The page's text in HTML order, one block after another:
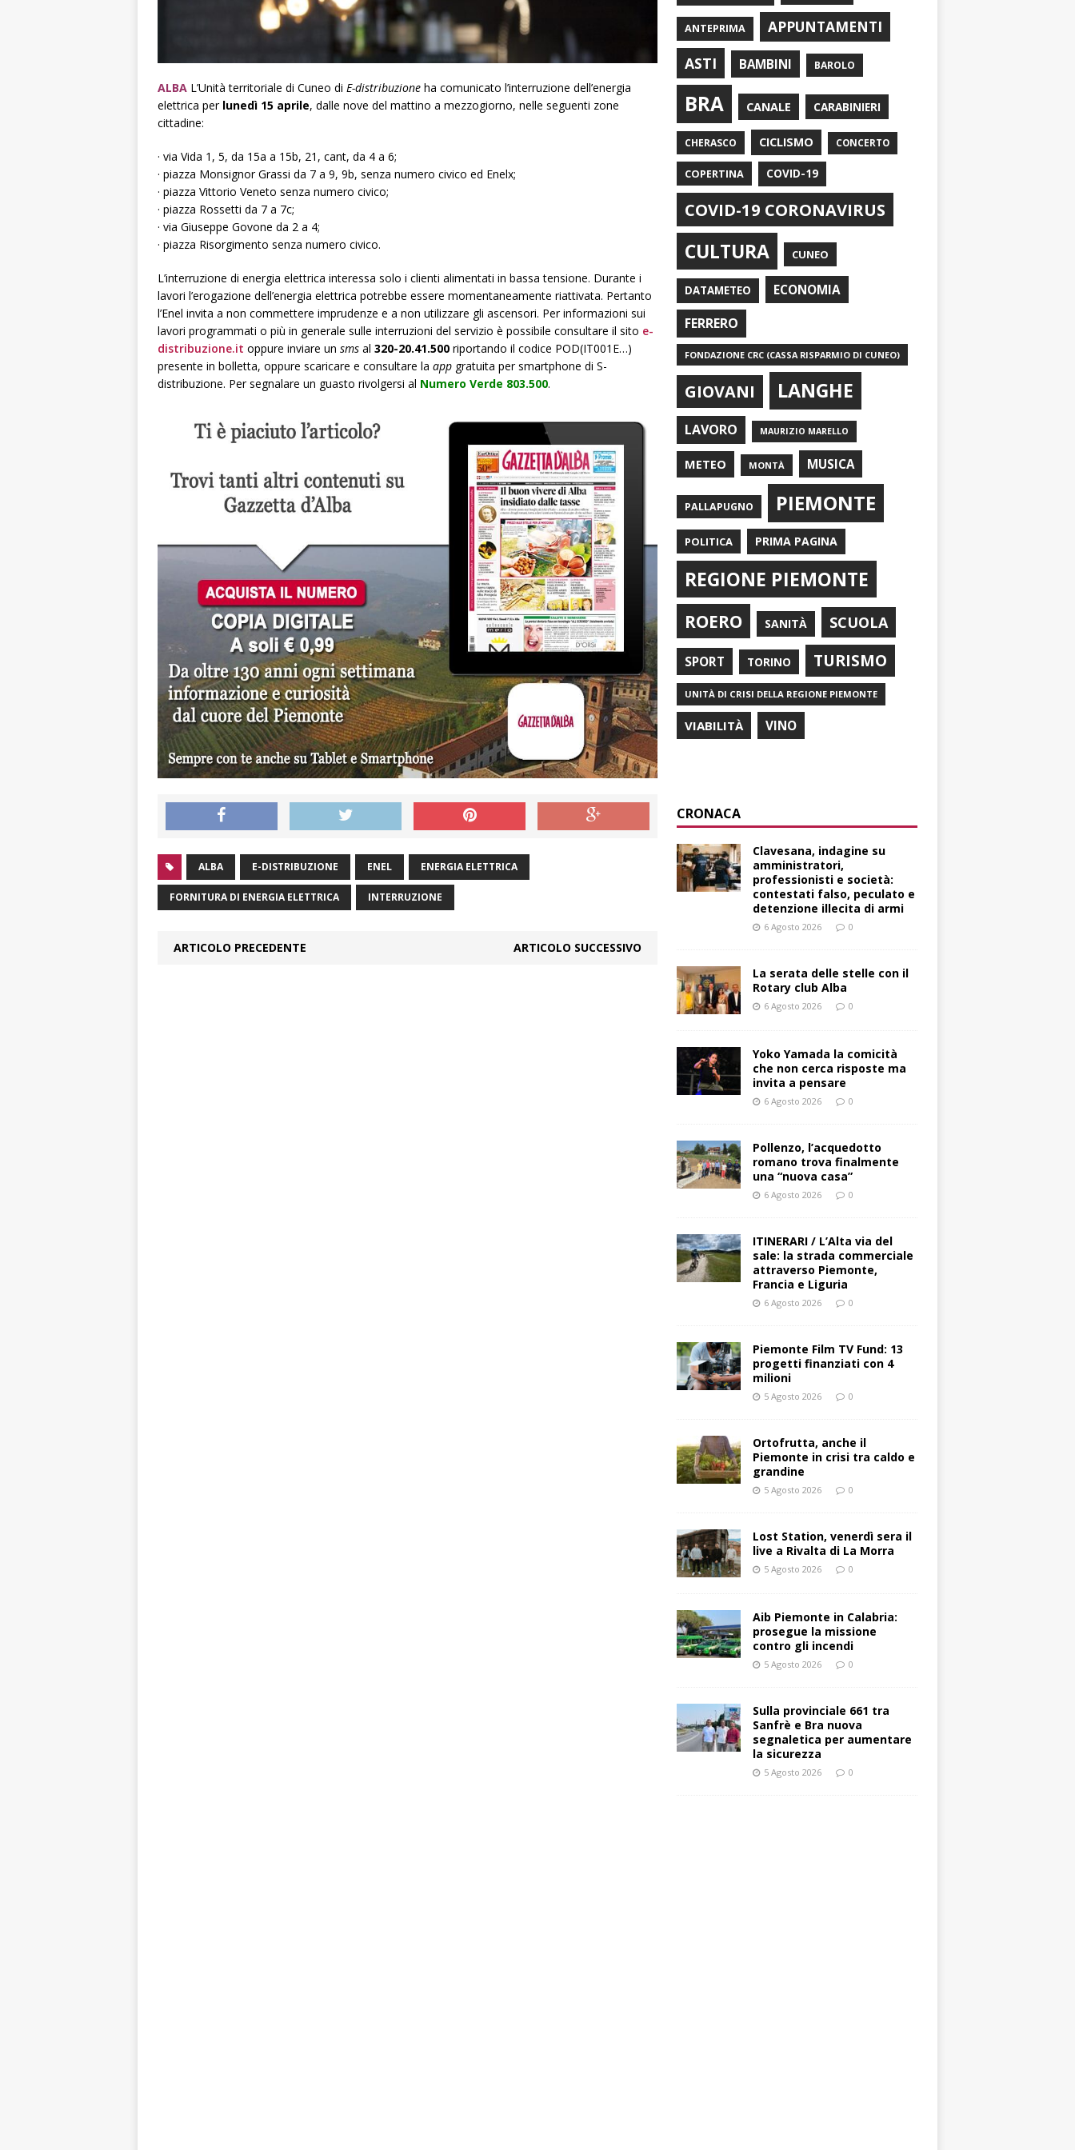
ALBA L’Unità territoriale di Cuneo di E-distribuzione ha comunicato l’interruzione dell’energia
elettrica per lunedì 15 aprile, dalle nove del mattino a mezzogiorno, nelle seguenti zone
cittadine:
· via Vida 1, 5, da 15a a 15b, 21, cant, da 4 a 6;
· piazza Monsignor Grassi da 7 a 9, 9b, senza numero civico ed Enelx;
· piazza Vittorio Veneto senza numero civico;
· piazza Rossetti da 7 a 7c;
· via Giuseppe Govone da 2 a 4;
· piazza Risorgimento senza numero civico.
L’interruzione di energia elettrica interessa solo i clienti alimentati in bassa tensione. Durante i
lavori l’erogazione dell’energia elettrica potrebbe essere momentaneamente riattivata. Pertanto
l’Enel invita a non commettere imprudenze e a non utilizzare gli ascensori. Per informazioni sui
lavori programmati o più in generale sulle interruzioni del servizio è possibile consultare il sito e-
distribuzione.it oppure inviare un sms al 320-20.41.500 riportando il codice POD(IT001E…)
presente in bolletta, oppure scaricare e consultare la app gratuita per smartphone di S-
distribuzione. Per segnalare un guasto rivolgersi al Numero Verde 803.500.
ALBA E-DISTRIBUZIONE ENEL ENERGIA ELETTRICA
FORNITURA DI ENERGIA ELETTRICA INTERRUZIONE
ARTICOLO PRECEDENTE ARTICOLO SUCCESSIVO
ANTEPRIMA
APPUNTAMENTI
ASTI
BAMBINI BAROLO
BRA CANALE CARABINIERI
CHERASCO CICLISMO CONCERTO
COPERTINA COVID-19
COVID-19 CORONAVIRUS
CULTURA CUNEO
DATAMETEO ECONOMIA
FERRERO
FONDAZIONE CRC (CASSA RISPARMIO DI CUNEO)
GIOVANI LANGHE
LAVORO MAURIZIO MARELLO
METEO MONTÀ MUSICA
PALLAPUGNO PIEMONTE
POLITICA PRIMA PAGINA
REGIONE PIEMONTE
ROERO SANITÀ SCUOLA
SPORT TORINO TURISMO
UNITÀ DI CRISI DELLA REGIONE PIEMONTE
VIABILITÀ VINO
CRONACA
Clavesana, indagine su
amministratori,
professionisti e società:
contestati falso, peculato e
detenzione illecita di armi
6 Agosto 2026 0
La serata delle stelle con il
Rotary club Alba
6 Agosto 2026 0
Yoko Yamada la comicità
che non cerca risposte ma
invita a pensare
6 Agosto 2026 0
Pollenzo, l’acquedotto
romano trova finalmente
una “nuova casa”
6 Agosto 2026 0
ITINERARI / L’Alta via del
sale: la strada commerciale
attraverso Piemonte,
Francia e Liguria
6 Agosto 2026 0
Piemonte Film TV Fund: 13
progetti finanziati con 4
milioni
5 Agosto 2026 0
Ortofrutta, anche il
Piemonte in crisi tra caldo e
grandine
5 Agosto 2026 0
Lost Station, venerdì sera il
live a Rivalta di La Morra
5 Agosto 2026 0
Aib Piemonte in Calabria:
prosegue la missione
contro gli incendi
5 Agosto 2026 0
Sulla provinciale 661 tra
Sanfrè e Bra nuova
segnaletica per aumentare
la sicurezza
5 Agosto 2026 0